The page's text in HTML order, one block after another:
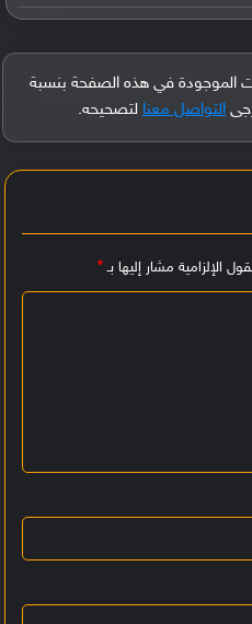
الموجودة في هذه الصفحة بنسبة
التواصل معنا لتصحيحه.
الإلزامية مشار إليها بـ*